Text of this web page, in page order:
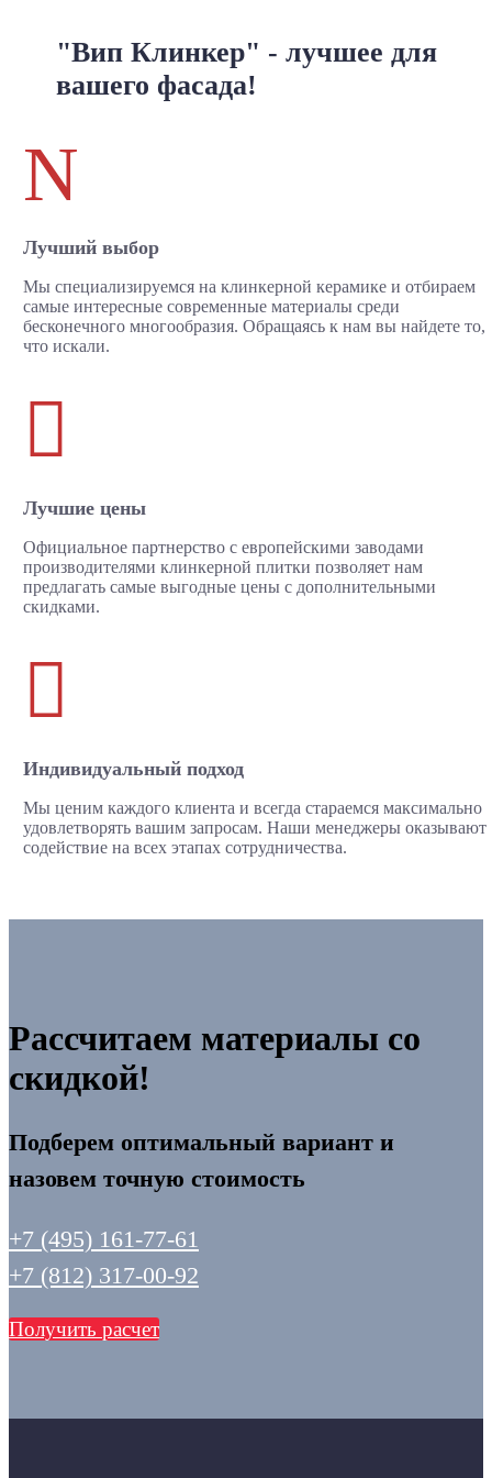
"Вип Клинкер" - лучшее для
вашего фасада!
N
Лучший выбор
Мы специализируемся на клинкерной керамике и отбираем
самые интересные современные материалы среди
бесконечного многообразия. Обращаясь к нам вы найдете то,
что искали.

Лучшие цены
Официальное партнерство с европейскими заводами
производителями клинкерной плитки позволяет нам
предлагать самые выгодные цены с дополнительными
скидками.

Индивидуальный подход
Мы ценим каждого клиента и всегда стараемся максимально
удовлетворять вашим запросам. Наши менеджеры оказывают
содействие на всех этапах сотрудничества.
Рассчитаем материалы со
скидкой!
Подберем оптимальный вариант и
назовем точную стоимость
+7 (495) 161-77-61
+7 (812) 317-00-92
Получить расчет